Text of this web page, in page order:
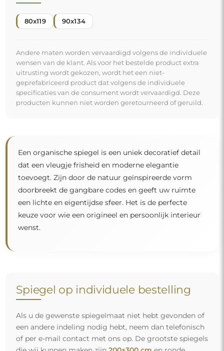
80x119 90x134
Andere maten worden vervaardigd volgens de individuele
wensen van de klant. Als voor het bestelde product extra
uitrusting wordt gekozen, wordt het een niet-
geprefabriceerd product dat volgens de individuele
specificaties van de consument wordt vervaardigd. Deze
producten kunnen niet worden geretourneerd of geruild.
Een organische spiegel is een uniek decoratief detail
dat een vleugje frisheid en moderne elegantie
toevoegt. Zijn door de natuur geïnspireerde vorm
doorbreekt de gangbare codes en geeft uw ruimte
een lichte en eigentijdse sfeer. Het is de perfecte
keuze voor wie een origineel en persoonlijk interieur
wenst.
"
Spiegel op individuele bestelling
Als u de gewenste spiegelmaat niet hebt gevonden of
een andere indeling nodig hebt, neem dan telefonisch
of per e-mail contact met ons op. De grootste spiegels